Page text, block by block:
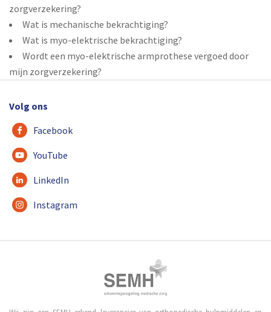
zorgverzekering?
Wat is mechanische bekrachtiging?
Wat is myo-elektrische bekrachtiging?
Wordt een myo-elektrische armprothese vergoed door
mijn zorgverzekering?
Volg ons
Facebook
YouTube
LinkedIn
Instagram